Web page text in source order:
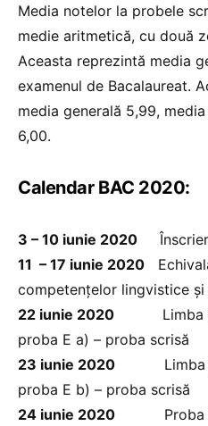
Media notelor la probele
medie aritmetică, cu două
Aceasta reprezintă media
examenul de Bacalaureat.
media generală 5,99,
6,00.
Calendar BAC 2020:
3 – 10 iunie 2020
11 – 17 iunie 2020
competențelor lingvistice
22 iunie 2020
Limba și
proba E a) – proba scrisă
23 iunie 2020 Limba și
proba E b) – proba scrisă
24 iunie 2020 Proba